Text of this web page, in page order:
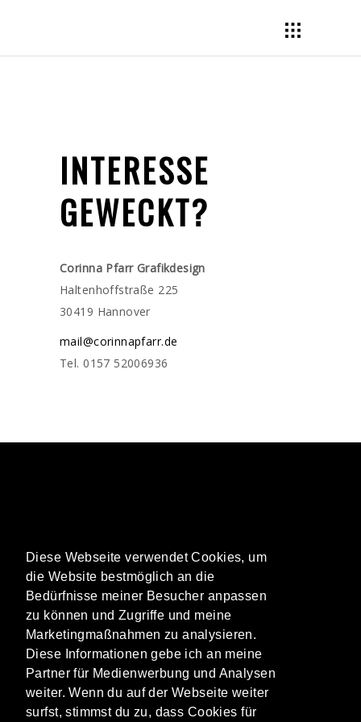
Diese Webseite verwendet Cookies, um
die Website bestmöglich an die
Bedürfnisse meiner Besucher anpassen
zu können und Zugriffe und meine
Marketingmaßnahmen zu analysieren.
Diese Informationen gebe ich an meine
Partner für Medienwerbung und Analysen
weiter. Wenn du auf der Webseite weiter
surfst, stimmst du zu, dass Cookies für
INTERESSE
GEWECKT?
Corinna Pfarr Grafikdesign
Haltenhoffstraße 225
30419 Hannover
mail@corinnapfarr.de
Tel. 0157 52006936
IMPRESSUM
DATENSCHUTZ
KONTAKT